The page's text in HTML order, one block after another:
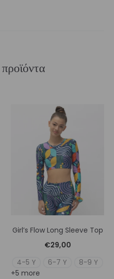
Girl’s Flow Long Sleeve Top
€29,00
4-5 Y
6-7 Y
8-9 Y
+5 more